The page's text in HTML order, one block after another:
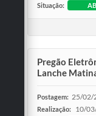
Situação:
Pregão
Lanche
Postagem: 25/02/
Realização: 10/